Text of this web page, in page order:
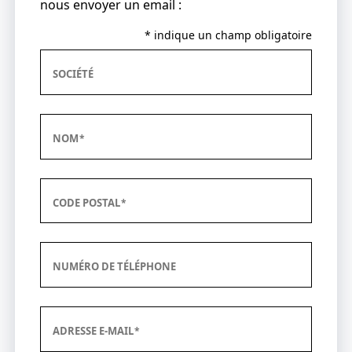
nous envoyer un email :
* indique un champ obligatoire
SOCIÉTÉ
NOM
CODE POSTAL
NUMÉRO DE TÉLÉPHONE
ADRESSE E-MAIL